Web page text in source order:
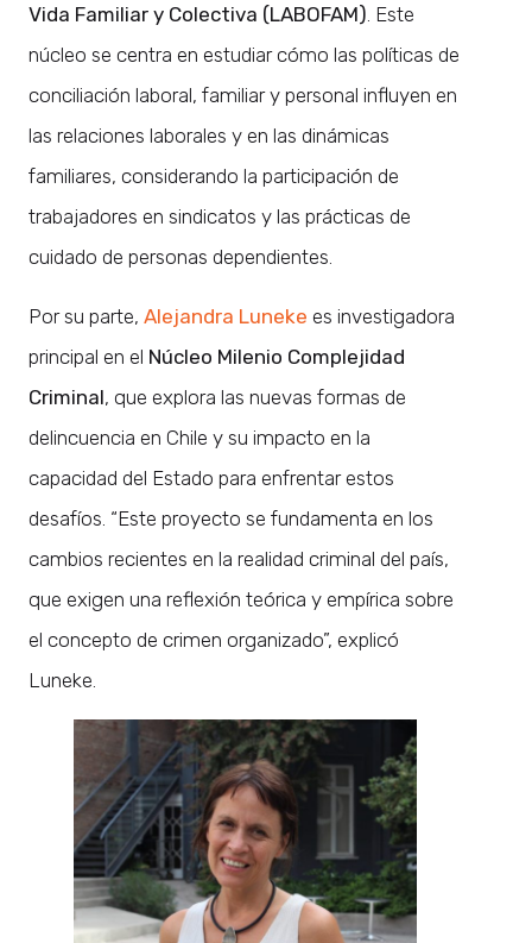
Vida Familiar y Colectiva (LABOFAM) . Este
núcleo se centra en estudiar cómo las políticas de
conciliación laboral, familiar y personal influyen en
las relaciones laborales y en las dinámicas
familiares, considerando la participación de
trabajadores en sindicatos y las prácticas de
cuidado de personas dependientes.
Por su parte, Alejandra Luneke es investigadora
principal en el Núcleo Milenio Complejidad
Criminal, que explora las nuevas formas de
delincuencia en Chile y su impacto en la
capacidad del Estado para enfrentar estos
desafíos. “Este proyecto se fundamenta en los
cambios recientes en la realidad criminal del país,
que exigen una reflexión teórica y empírica sobre
el concepto de crimen organizado”, explicó
Luneke.